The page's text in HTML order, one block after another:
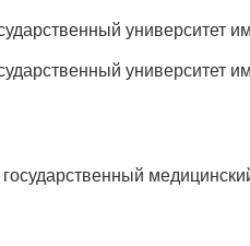
университет
университет